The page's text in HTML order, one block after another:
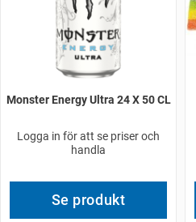
Monster Energy Ultra 24 X 50 CL
Logga in för att se priser och
handla
Se produkt